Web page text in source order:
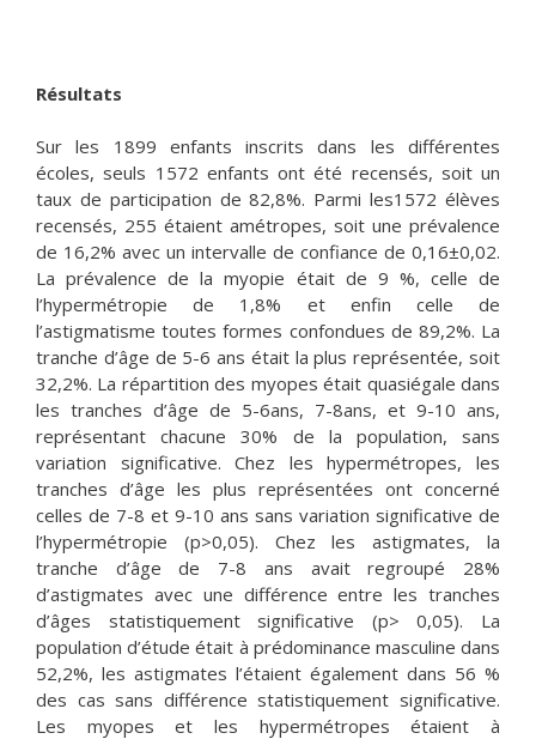
Résultats
Sur les 1899 enfants inscrits dans les différentes
écoles, seuls 1572 enfants ont été recensés, soit un
taux de participation de 82,8%. Parmi les1572 élèves
recensés, 255 étaient amétropes, soit une prévalence
de 16,2% avec un intervalle de confiance de 0,16±0,02.
La prévalence de la myopie était de 9 %, celle de
l’hypermétropie de 1,8% et enfin celle de
l’astigmatisme toutes formes confondues de 89,2%. La
tranche d’âge de 5-6 ans était la plus représentée, soit
32,2%. La répartition des myopes était quasiégale dans
les tranches d’âge de 5-6ans, 7-8ans, et 9-10 ans,
représentant chacune 30% de la population, sans
variation significative. Chez les hypermétropes, les
tranches d’âge les plus représentées ont concerné
celles de 7-8 et 9-10 ans sans variation significative de
l’hypermétropie (p>0,05). Chez les astigmates, la
tranche d’âge de 7-8 ans avait regroupé 28%
d’astigmates avec une différence entre les tranches
d’âges statistiquement significative (p> 0,05). La
population d’étude était à prédominance masculine dans
52,2%, les astigmates l’étaient également dans 56 %
des cas sans différence statistiquement significative.
Les myopes et les hypermétropes étaient à